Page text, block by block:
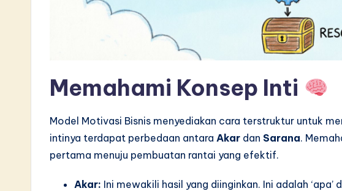
A
Memahami Konsep Inti
Model Motivasi Bisnis menyediakan cara terstruktur untuk
intinya terdapat perbedaan antara Akar dan Sarana.
pertama menuju pembuatan rantai yang efektif.
Akar: Ini mewakili hasil yang diinginkan. Ini adalah ‘apa’